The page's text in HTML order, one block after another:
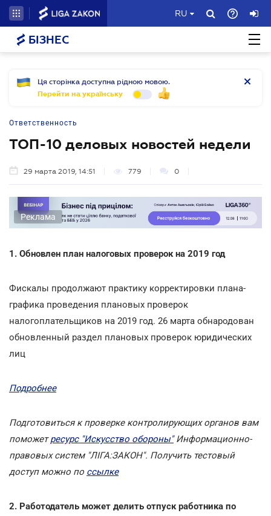
RU
БІЗНЕС
Ця сторінка доступна рідною мовою.
Перейти на українську
Ответственность
ТОП-10 деловых новостей недели
29 марта 2019, 14:51 779 0
Реклама
1. Обновлен план налоговых проверок на 2019 год
Фискалы продолжают практику корректировки плана-
графика проведения плановых проверок
налогоплательщиков на 2019 год. 26 марта обнародован
обновленный раздел плановых проверок юридических
лиц
Подробнее
Подготовиться к проверке контролирующих органов вам
поможетресурс "Искусство обороны"Информационно-
правовых систем "ЛІГА:ЗАКОН". Получить тестовый
доступ можно по ссылке
2. Работодатель может делить отпуск работника по